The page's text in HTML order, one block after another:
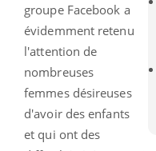
groupe Facebook a
évidemment retenu
l'attention de
nombreuses
femmes désireuses
d'avoir des enfants
et qui ont des